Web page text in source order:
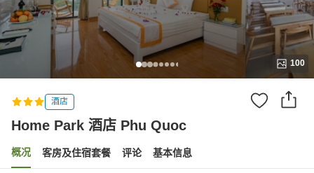
100
酒店
Home Park 酒店 Phu Quoc
概况 客房及住宿套餐 评论 基本信息